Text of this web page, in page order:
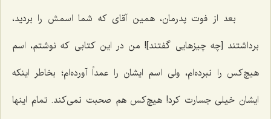
بعد از فوت پدرمان، همین آقای که شما اسمش را بردید،
برداشتند [چه چیزهایی گفتند]! من در این کتابی که نوشتم، اسم
هیچ‌کس را نبرده‌ام، ولی اسم ایشان را عمداً آورده‌ام؛ بخاطر اینکه
ایشان خیلی جسارت کرد! هیچ‌کس هم صحبت نمی‌کند. تمام اینها